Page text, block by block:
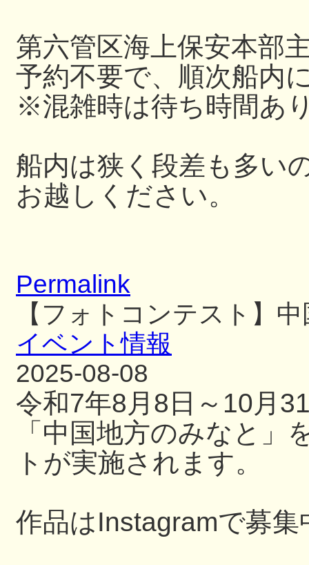
第六管区海上保安本部
予約不要で、順次船内
※混雑時は待ち時間あ
船内は狭く段差も多い
お越しください。
Permalink
【フォトコンテスト】
イベント情報
2025-08-08
令和7年8月8日～10月
「中国地方のみなと
トが実施されます。
作品はInstagramで募集